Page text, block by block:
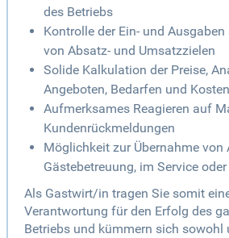
des Betriebs
Kontrolle der Ein- und
von Absatz- und Umsatzzielen
Solide Kalkulation der Preise,
Angeboten, Bedarfen und Kosten
Aufmerksames Reagieren auf
Kundenrückmeldungen
Möglichkeit zur Übernahme von
Gästebetreuung, im Service
Als Gastwirt/in tragen Sie somit
Verantwortung für den Erfolg des
Betriebs und kümmern sich